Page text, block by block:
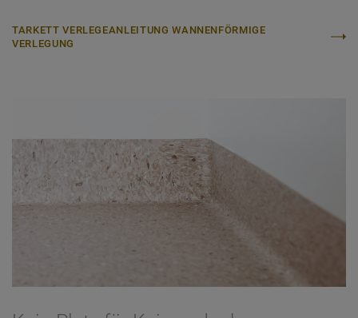
TARKETT VERLEGEANLEITUNG WANNENFÖRMIGE
VERLEGUNG